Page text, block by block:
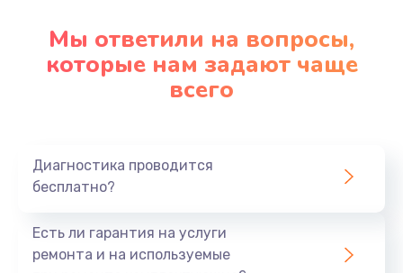
Мы ответили на вопросы,
которые нам задают чаще
всего
Диагностика проводится
бесплатно?
Есть ли гарантия на услуги
ремонта и на используемые